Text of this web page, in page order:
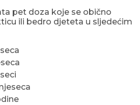
pet doza koje se obično
ili bedro djeteta u sljedećim